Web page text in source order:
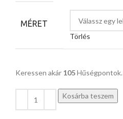
MÉRET
Törlés
Keressen akár 105Hűségpontok.
Kosárba teszem